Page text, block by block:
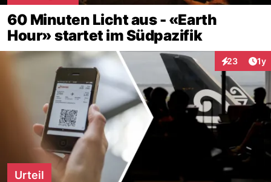
60 Minuten Licht aus - «Earth
Hour» startet im Südpazifik
23 1y
Urteil